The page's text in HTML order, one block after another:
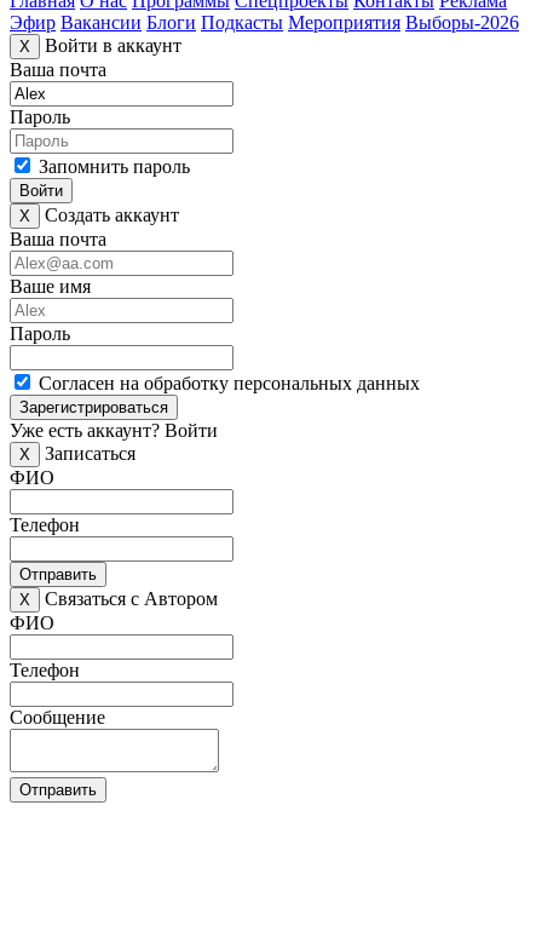
Эфир Вакансии Блоги Подкасты Мероприятия Выборы-2026
X
Войти в аккаунт
Ваша почта
Пароль
Запомнить пароль
Войти
X
Создать аккаунт
Ваша почта
Ваше имя
Пароль
Согласен на обработку персональных данных
Зарегистрироваться
Уже есть аккаунт? Войти
X
Записаться
ФИО
Телефон
Отправить
X
Связаться с Автором
ФИО
Телефон
Сообщение
Отправить